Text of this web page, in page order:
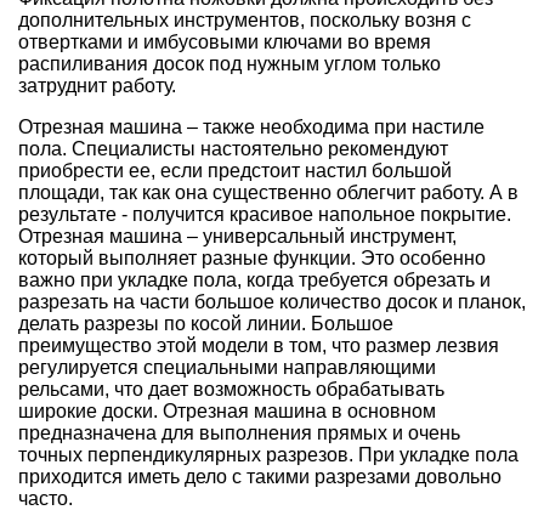
дополнительных инструментов, поскольку возня с
отвертками и имбусовыми ключами во время
распиливания досок под нужным углом только
затруднит работу.
Отрезная машина – также необходима при настиле
пола. Специалисты настоятельно рекомендуют
приобрести ее, если предстоит настил большой
площади, так как она существенно облегчит работу. А в
результате - получится красивое напольное покрытие.
Отрезная машина – универсальный инструмент,
который выполняет разные функции. Это особенно
важно при укладке пола, когда требуется обрезать и
разрезать на части большое количество досок и планок,
делать разрезы по косой линии. Большое
преимущество этой модели в том, что размер лезвия
регулируется специальными направляющими
рельсами, что дает возможность обрабатывать
широкие доски. Отрезная машина в основном
предназначена для выполнения прямых и очень
точных перпендикулярных разрезов. При укладке пола
приходится иметь дело с такими разрезами довольно
часто.